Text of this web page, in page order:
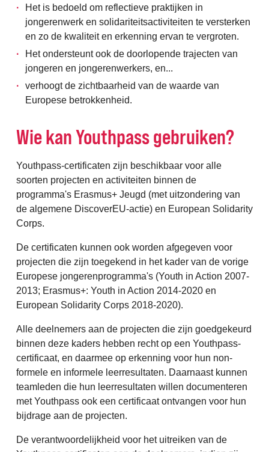
Het is bedoeld om reflectieve praktijken in
jongerenwerk en solidariteitsactiviteiten te versterken
en zo de kwaliteit en erkenning ervan te vergroten.
Het ondersteunt ook de doorlopende trajecten van
jongeren en jongerenwerkers, en...
verhoogt de zichtbaarheid van de waarde van
Europese betrokkenheid.
Wie kan Youthpass gebruiken?
Youthpass-certificaten zijn beschikbaar voor alle
soorten projecten en activiteiten binnen de
programma's Erasmus+ Jeugd (met uitzondering van
de algemene DiscoverEU-actie) en European Solidarity
Corps.
De certificaten kunnen ook worden afgegeven voor
projecten die zijn toegekend in het kader van de vorige
Europese jongerenprogramma's (Youth in Action 2007-
2013; Erasmus+: Youth in Action 2014-2020 en
European Solidarity Corps 2018-2020).
Alle deelnemers aan de projecten die zijn goedgekeurd
binnen deze kaders hebben recht op een Youthpass-
certificaat, en daarmee op erkenning voor hun non-
formele en informele leerresultaten. Daarnaast kunnen
teamleden die hun leerresultaten willen documenteren
met Youthpass ook een certificaat ontvangen voor hun
bijdrage aan de projecten.
De verantwoordelijkheid voor het uitreiken van de